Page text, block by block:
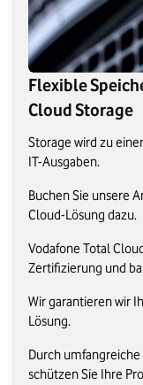
Flexible
Cloud Storage
Storage wird zu
IT-Ausgaben.
Buchen Sie unsere
Cloud-Lösung dazu.
Vodafone Total
Zertifizierung und
Wir garantieren wir
Lösung.
Durch
schützen Sie Ihre